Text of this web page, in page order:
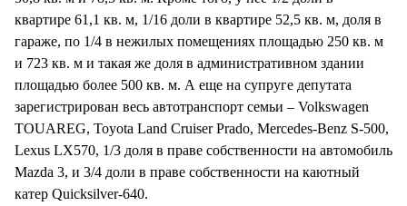
квартире 61,1 кв. м, 1/16 доли в квартире 52,5 кв. м, доля в
гараже, по 1/4 в нежилых помещениях площадью 250 кв. м
и 723 кв. м и такая же доля в административном здании
площадью более 500 кв. м. А еще на супруге депутата
зарегистрирован весь автотранспорт семьи – Volkswagen
TOUAREG, Toyota Land Cruiser Prado, Mercedes-Benz S-500,
Lexus LX570, 1/3 доля в праве собственности на автомобиль
Mazda 3, и 3/4 доли в праве собственности на каютный
катер Quicksilver-640.